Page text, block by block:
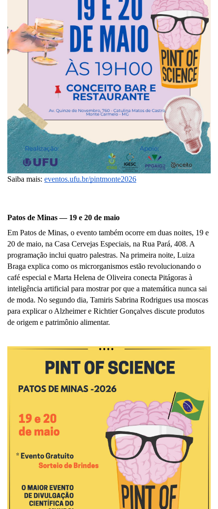
Saiba mais: eventos.ufu.br/pintmonte2026
Patos de Minas — 19 e 20 de maio
Em Patos de Minas, o evento também ocorre em duas noites, 19 e
20 de maio, na Casa Cervejas Especiais, na Rua Pará, 408. A
programação inclui quatro palestras. Na primeira noite, Luiza
Braga explica como os microrganismos estão revolucionando o
café especial e Marta Helena de Oliveira conecta Pitágoras à
inteligência artificial para mostrar por que a matemática nunca sai
de moda. No segundo dia, Tamiris Sabrina Rodrigues usa moscas
para explicar o Alzheimer e Richtier Gonçalves discute produtos
de origem e patrimônio alimentar.